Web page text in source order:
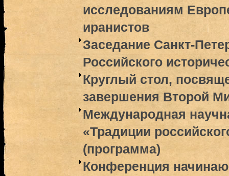
исследованиям
иранистов
Заседание Санкт-
Российского
Круглый стол,
завершения Второй
Международная
«Традиции
(программа)
Конференция